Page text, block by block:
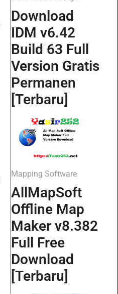
Download
IDM v6.42
Build 63 Full
Version Gratis
Permanen
[Terbaru]
Mapping Software
AllMapSoft
Offline Map
Maker v8.382
Full Free
Download
[Terbaru]